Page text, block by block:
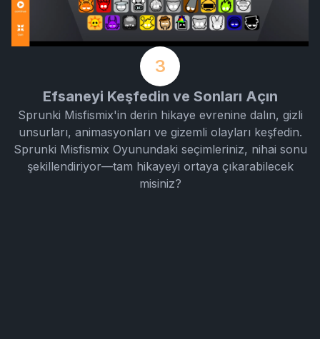
3
Efsaneyi Keşfedin ve Sonları Açın
Sprunki Misfismix'in derin hikaye evrenine dalın, gizli
unsurları, animasyonları ve gizemli olayları keşfedin.
Sprunki Misfismix Oyunundaki seçimleriniz, nihai sonu
şekillendiriyor—tam hikayeyi ortaya çıkarabilecek
misiniz?